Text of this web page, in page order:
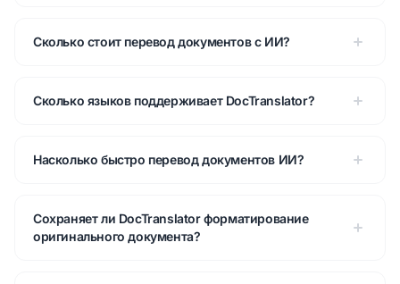
Сколько стоит перевод документов с ИИ?
Сколько языков поддерживает DocTranslator?
Насколько быстро перевод документов ИИ?
Сохраняет ли DocTranslator форматирование
оригинального документа?